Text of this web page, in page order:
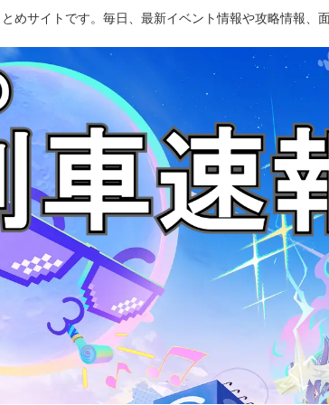
めサイトです。毎日、最新イベント情報や攻略情報、